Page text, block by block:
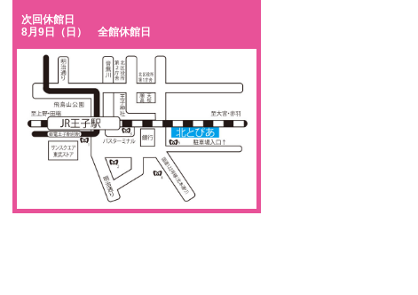
次回休館日
8月9日（日） 全館休館日